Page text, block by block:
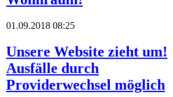
01.09.2018 08:25
Unsere Website zieht um!
Ausfälle durch
Providerwechsel möglich